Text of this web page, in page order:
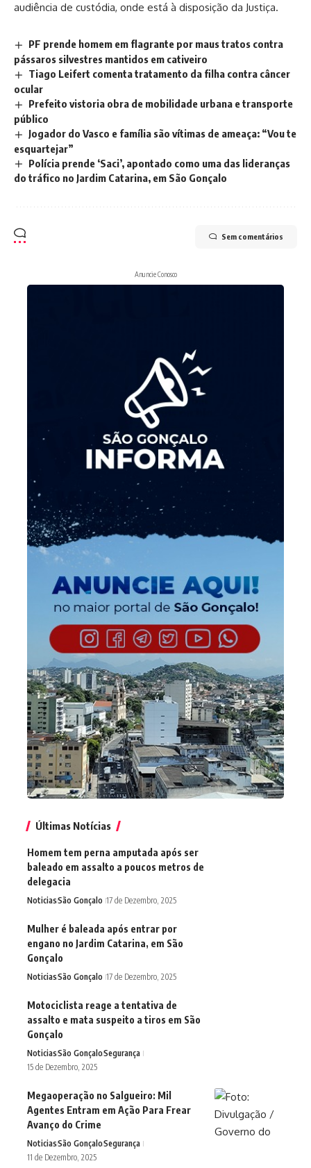
audiência de custódia, onde está à disposição da Justiça.
PF prende homem em flagrante por maus tratos contra
pássaros silvestres mantidos em cativeiro
Tiago Leifert comenta tratamento da filha contra câncer
ocular
Prefeito vistoria obra de mobilidade urbana e transporte
público
Jogador do Vasco e família são vítimas de ameaça: “Vou te
esquartejar”
Polícia prende ‘Saci’, apontado como uma das lideranças
do tráfico no Jardim Catarina, em São Gonçalo
Sem comentários
Anuncie Conosco
Últimas Notícias
Homem tem perna amputada após ser
baleado em assalto a poucos metros de
delegacia
NoticiasSão Gonçalo 17 de Dezembro, 2025
Mulher é baleada após entrar por
engano no Jardim Catarina, em São
Gonçalo
NoticiasSão Gonçalo 17 de Dezembro, 2025
Motociclista reage a tentativa de
assalto e mata suspeito a tiros em São
Gonçalo
NoticiasSão GonçaloSegurança
15 de Dezembro, 2025
Megaoperação no Salgueiro: Mil
Agentes Entram em Ação Para Frear
Avanço do Crime
NoticiasSão GonçaloSegurança
11 de Dezembro, 2025